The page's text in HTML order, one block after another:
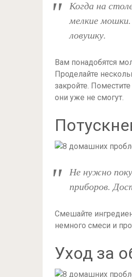
Когда на
мелкие
ловушку.
Вам понадобятся
Проделайте
закройте.
они уже не смогут.
Не нужно
приборов.
Смешайте
немного смеси и
Уход за